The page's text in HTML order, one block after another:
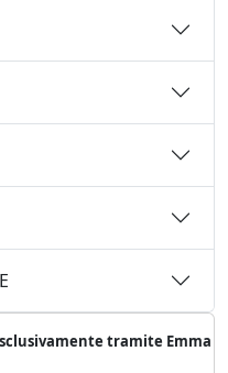
tramite Emma